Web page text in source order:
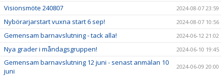
Visionsmöte 240807 2024-08-07 23:59
Nybörarjarstart vuxna start 6 sep! 2024-08-07 10:56
Gemensam barnavslutning - tack alla! 2024-06-12 21:02
Nya grader i måndagsgruppen! 2024-06-10 19:45
Gemensam barnavslutning 12 juni - senast anmälan 10
juni
2024-06-09 20:00